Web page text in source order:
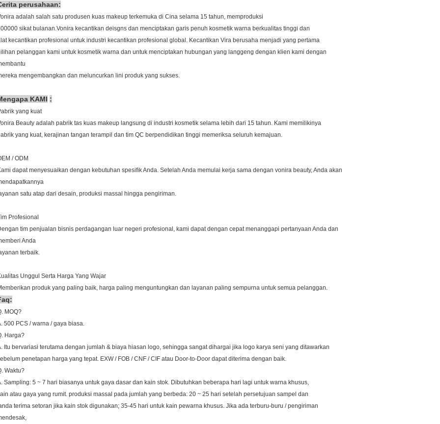
perusahaan:
adalah salah satu produsen kuas makeup terkemuka di Cina selama 15 tahun, memproduksi
sikat bulanan.Vonira kecantikan deisgns dan menciptakan garis penuh kosmetik warna berkualitas tinggi dan
kecantikan profesional untuk industri kecantikan profesional global. Kecantikan Vira berusaha menjadi yang pertama
pelanggan kami untuk kosmetik warna dan untuk menciptakan hubungan yang langgeng dengan klien kami dengan
mengembangkan dan meluncurkan lini produk yang sukses.
KAMI :
yang kuat
Beauty adalah pabrik tas kuas makeup langsung di industri kosmetik selama lebih dari 15 tahun. Kami memilikinya
yang kuat, kerajinan tangan terampil dan tim QC berpendidikan tinggi memeriksa seluruh kemajuan.
/ ODM
dapat menyesuaikan dengan kebutuhan spesifik Anda. Setelah Anda memulai kerja sama dengan vonira beauty, Anda akan
satu atap dari desain, produksi massal hingga pengiriman.
Profesional
tim penjualan bisnis perdagangan luar negeri profesional, kami dapat dengan cepat menanggapi pertanyaan Anda dan
Anda
terbaik.
Unggul Serta Harga Yang Wajar
produk yang paling baik, harga paling menguntungkan dan layanan paling sempurna untuk semua pelanggan.
MOQ?
500 PCS / warna / gaya biasa.
Harga?
Itu bervariasi terutama dengan jumlah & biaya hiasan logo, sehingga sangat dihargai jika logo karya seni yang ditawarkan
penetapan harga yang tepat. EXW / FOB / CNF / CIF atau Door-to-Door dapat diterima dengan baik.
Waktu?
Sampling: 5 ~ 7 hari biasanya untuk gaya dasar dan kain stok. Dibutuhkan beberapa hari lagi untuk warna khusus,
atau gaya yang rumit. produksi massal pada jumlah yang berbeda: 20 ~ 25 hari setelah persetujuan sampel dan
terima setoran jika kain stok digunakan; 35-45 hari untuk kain pewarna khusus. Jika ada terburu-buru / pengiriman